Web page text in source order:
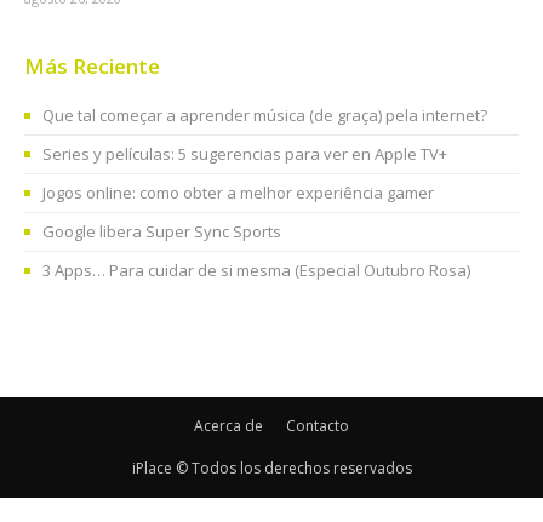
Más Reciente
Que tal começar a aprender música (de graça) pela internet?
Series y películas: 5 sugerencias para ver en Apple TV+
Jogos online: como obter a melhor experiência gamer
Google libera Super Sync Sports
3 Apps… Para cuidar de si mesma (Especial Outubro Rosa)
Acerca de Contacto
iPlace © Todos los derechos reservados